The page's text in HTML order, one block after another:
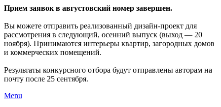
Прием заявок в августовский номер завершен.
Вы можете отправить реализованный дизайн-проект для
рассмотрения в следующий, осенний выпуск (выход — 20
ноября). Принимаются интерьеры квартир, загородных домов
и коммерческих помещений.
Результаты конкурсного отбора будут отправлены авторам на
почту после 25 сентября.
Menu